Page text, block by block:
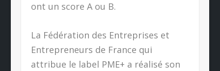
ont un score A ou B.
La Fédération des Entreprises et
Entrepreneurs de France qui
attribue le label PME+ a réalisé son